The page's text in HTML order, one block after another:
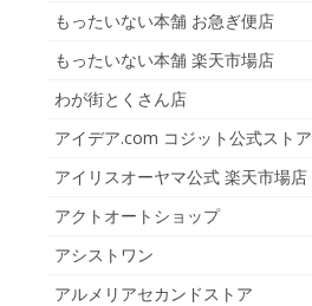
もったいない本舗 お急ぎ便店
もったいない本舗 楽天市場店
わが街とくさん店
アイデア.com コジット公式ストア
アイリスオーヤマ公式 楽天市場店
アクトオートショップ
アシストワン
アルメリアセカンドストア